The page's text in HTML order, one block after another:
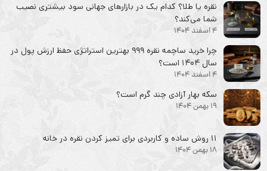
نقره یا طلا؟ کدام یک در بازارهای جهانی سود بیشتری نصیب
شما می‌کند؟
4 اسفند 1404
چرا خرید ساچمه نقره ۹۹۹ بهترین استراتژی حفظ ارزش پول در
سال ۱۴۰۴ است؟
4 اسفند 1404
سکه‌ بهار آزادی چند گرم است؟
19 بهمن 1404
۱۱ روش ساده و کاربردی برای تمیز کردن نقره در خانه
18 بهمن 1404